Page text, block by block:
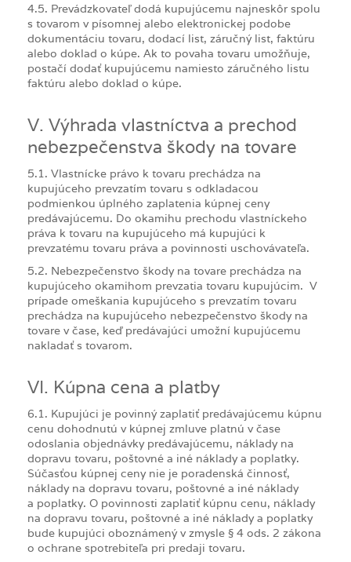
4.5. Prevádzkovateľ dodá kupujúcemu najneskôr spolu
s tovarom v písomnej alebo elektronickej podobe
dokumentáciu tovaru, dodací list, záručný list, faktúru
alebo doklad o kúpe. Ak to povaha tovaru umožňuje,
postačí dodať kupujúcemu namiesto záručného listu
faktúru alebo doklad o kúpe.
V. Výhrada vlastníctva a prechod
nebezpečenstva škody na tovare
5.1. Vlastnícke právo k tovaru prechádza na
kupujúceho prevzatím tovaru s odkladacou
podmienkou úplného zaplatenia kúpnej ceny
predávajúcemu. Do okamihu prechodu vlastníckeho
práva k tovaru na kupujúceho má kupujúci k
prevzatému tovaru práva a povinnosti uschovávateľa.
5.2. Nebezpečenstvo škody na tovare prechádza na
kupujúceho okamihom prevzatia tovaru kupujúcim. V
prípade omeškania kupujúceho s prevzatím tovaru
prechádza na kupujúceho nebezpečenstvo škody na
tovare v čase, keď predávajúci umožní kupujúcemu
nakladať s tovarom.
VI. Kúpna cena a platby
6.1. Kupujúci je povinný zaplatiť predávajúcemu kúpnu
cenu dohodnutú v kúpnej zmluve platnú v čase
odoslania objednávky predávajúcemu, náklady na
dopravu tovaru, poštovné a iné náklady a poplatky.
Súčasťou kúpnej ceny nie je poradenská činnosť,
náklady na dopravu tovaru, poštovné a iné náklady
a poplatky. O povinnosti zaplatiť kúpnu cenu, náklady
na dopravu tovaru, poštovné a iné náklady a poplatky
bude kupujúci oboznámený v zmysle § 4 ods. 2 zákona
o ochrane spotrebiteľa pri predaji tovaru.